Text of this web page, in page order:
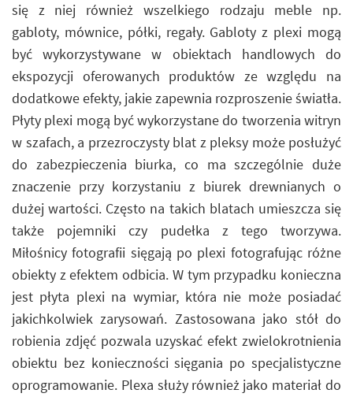
się z niej również wszelkiego rodzaju meble np.
gabloty, mównice, półki, regały. Gabloty z plexi mogą
być wykorzystywane w obiektach handlowych do
ekspozycji oferowanych produktów ze względu na
dodatkowe efekty, jakie zapewnia rozproszenie światła.
Płyty plexi mogą być wykorzystane do tworzenia witryn
w szafach, a przezroczysty blat z pleksy może posłużyć
do zabezpieczenia biurka, co ma szczególnie duże
znaczenie przy korzystaniu z biurek drewnianych o
dużej wartości. Często na takich blatach umieszcza się
także pojemniki czy pudełka z tego tworzywa.
Miłośnicy fotografii sięgają po plexi fotografując różne
obiekty z efektem odbicia. W tym przypadku konieczna
jest płyta plexi na wymiar, która nie może posiadać
jakichkolwiek zarysowań. Zastosowana jako stół do
robienia zdjęć pozwala uzyskać efekt zwielokrotnienia
obiektu bez konieczności sięgania po specjalistyczne
oprogramowanie. Plexa służy również jako materiał do